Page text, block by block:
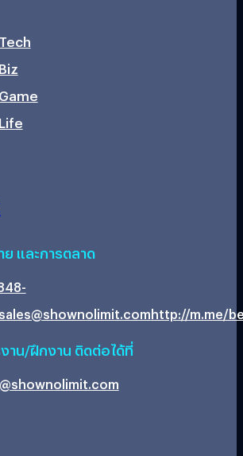
Tech
Biz
Game
Life
ย และการตลาด
sales@shownolimit.comhttp://m.me/
าน/ฝึกงาน ติดต่อได้ที่